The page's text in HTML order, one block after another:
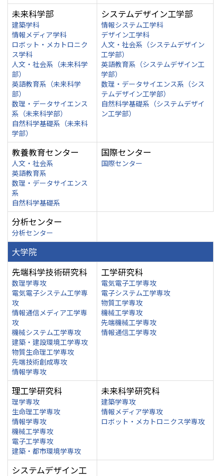
未来科学部
建築学科
情報メディア学科
ロボット・メカトロニク
ス学科
人文・社会系（未来科学
部）
英語教育系（未来科学
部）
数理・データサイエンス
系（未来科学部）
自然科学基礎系（未来科
学部）
システムデザイン工学部
情報システム工学科
デザイン工学科
人文・社会系（システムデザイン
工学部）
英語教育系（システムデザイン工
学部）
数理・データサイエンス系（シス
テムデザイン工学部）
自然科学基礎系（システムデザイ
ン工学部）
教養教育センター
人文・社会系
英語教育系
数理・データサイエンス
系
自然科学基礎系
国際センター
国際センター
分析センター
分析センター
大学院
先端科学技術研究科
数理学専攻
電気電子システム工学専
攻
情報通信メディア工学専
攻
機械システム工学専攻
建築・建設環境工学専攻
物質生命理工学専攻
先端技術創成専攻
情報学専攻
工学研究科
電気電子工学専攻
電子システム工学専攻
物質工学専攻
機械工学専攻
先端機械工学専攻
情報通信工学専攻
理工学研究科
理学専攻
生命理工学専攻
情報学専攻
機械工学専攻
電子工学専攻
建築・都市環境学専攻
未来科学研究科
建築学専攻
情報メディア学専攻
ロボット・メカトロニクス学専攻
システムデザイン工